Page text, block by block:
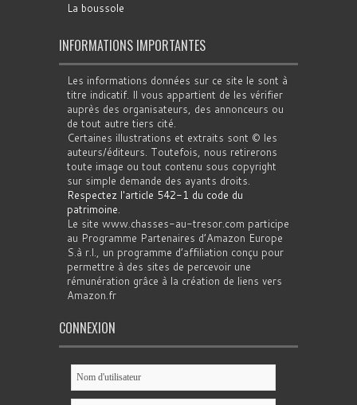
La boussole
INFORMATIONS IMPORTANTES
Les informations données sur ce site le sont à
titre indicatif. Il vous appartient de les vérifier
auprès des organisateurs, des annonceurs ou
de tout autre tiers cité.
Certaines illustrations et extraits sont © les
auteurs/éditeurs. Toutefois, nous retirerons
toute image ou tout contenu sous copyright
sur simple demande des ayants droits.
Respectez l'article 542-1 du code du
patrimoine.
Le site www.chasses-au-tresor.com participe
au Programme Partenaires d’Amazon Europe
S.à r.l., un programme d’affiliation conçu pour
permettre à des sites de percevoir une
rémunération grâce à la création de liens vers
Amazon.fr
CONNEXION